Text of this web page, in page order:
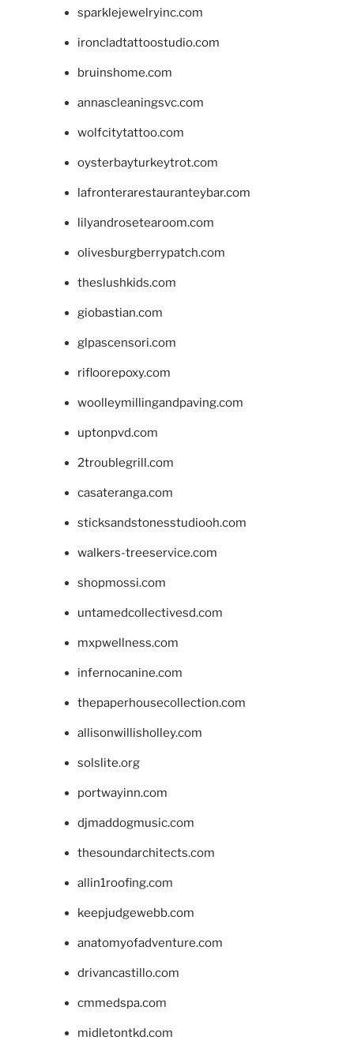
sparklejewelryinc.com
ironcladtattoostudio.com
bruinshome.com
annascleaningsvc.com
wolfcitytattoo.com
oysterbayturkeytrot.com
lafronterarestauranteybar.com
lilyandrosetearoom.com
olivesburgberrypatch.com
theslushkids.com
giobastian.com
glpascensori.com
rifloorepoxy.com
woolleymillingandpaving.com
uptonpvd.com
2troublegrill.com
casateranga.com
sticksandstonesstudiooh.com
walkers-treeservice.com
shopmossi.com
untamedcollectivesd.com
mxpwellness.com
infernocanine.com
thepaperhousecollection.com
allisonwillisholley.com
solslite.org
portwayinn.com
djmaddogmusic.com
thesoundarchitects.com
allin1roofing.com
keepjudgewebb.com
anatomyofadventure.com
drivancastillo.com
cmmedspa.com
midletontkd.com